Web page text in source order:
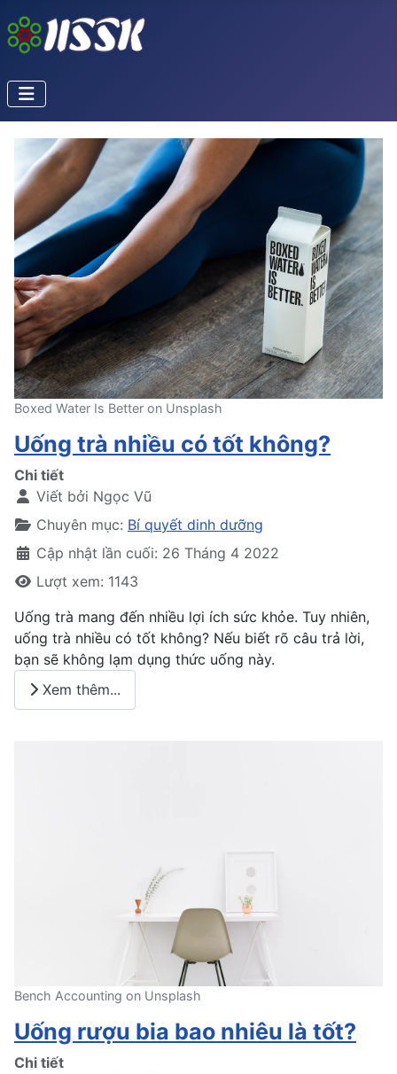
Boxed Water Is Better on Unsplash
Uống trà nhiều có tốt không?
Chi tiết
Viết bởi Ngọc Vũ
Chuyên mục: Bí quyết dinh dưỡng
Cập nhật lần cuối: 26 Tháng 4 2022
Lượt xem: 1143
Uống trà mang đến nhiều lợi ích sức khỏe. Tuy nhiên,
uống trà nhiều có tốt không? Nếu biết rõ câu trả lời,
bạn sẽ không lạm dụng thức uống này.
Xem thêm...
Bench Accounting on Unsplash
Uống rượu bia bao nhiêu là tốt?
Chi tiết